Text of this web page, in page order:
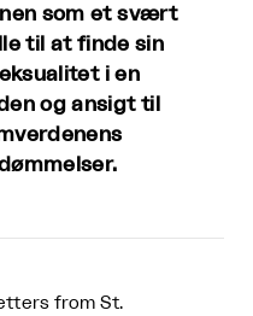
som et svært
til at finde sin
i en
og ansigt til
from St.